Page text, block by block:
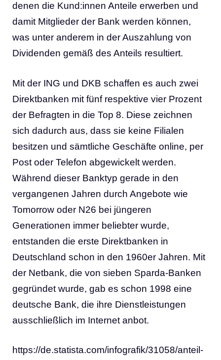
denen die Kund:innen Anteile erwerben und
damit Mitglieder der Bank werden können,
was unter anderem in der Auszahlung von
Dividenden gemäß des Anteils resultiert.
Mit der ING und DKB schaffen es auch zwei
Direktbanken mit fünf respektive vier Prozent
der Befragten in die Top 8. Diese zeichnen
sich dadurch aus, dass sie keine Filialen
besitzen und sämtliche Geschäfte online, per
Post oder Telefon abgewickelt werden.
Während dieser Banktyp gerade in den
vergangenen Jahren durch Angebote wie
Tomorrow oder N26 bei jüngeren
Generationen immer beliebter wurde,
entstanden die erste Direktbanken in
Deutschland schon in den 1960er Jahren. Mit
der Netbank, die von sieben Sparda-Banken
gegründet wurde, gab es schon 1998 eine
deutsche Bank, die ihre Dienstleistungen
ausschließlich im Internet anbot.
https://de.statista.com/infografik/31058/anteil-